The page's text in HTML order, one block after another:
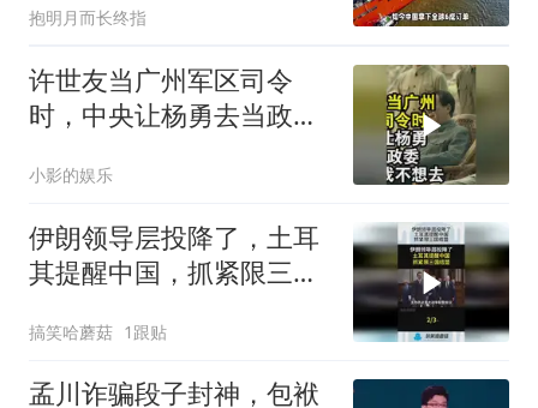
抱明月而长终指
许世友当广州军区司令
时，中央让杨勇去当政
小影的娱乐
伊朗领导层投降了，土耳
其提醒中国，抓紧限三国
搞笑哈蘑菇 1跟贴
孟川诈骗段子封神，包袱